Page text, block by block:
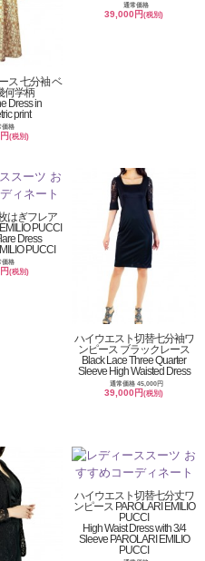
ス 七分袖 ベ
何学柄
Dress in
print
価格
(税別)
通常価格
39,000円(税別)
はぎフレア
PUCCI
Dress
PUCCI
価格
(税別)
ハイウエスト切替七分袖ワ
ンピース ブラックレース
Black Lace Three Quarter
Sleeve High Waisted Dress
通常価格 45,000円
39,000円(税別)
ハイウエスト切替七分丈ワ
ンピース PAROLARI EMILIO
PUCCI
High Waist Dress with 3/4
Sleeve PAROLARI EMILIO
PUCCI